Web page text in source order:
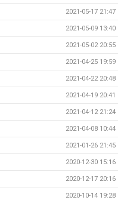
2021-05-17 21:47
2021-05-09 13:40
2021-05-02 20:55
2021-04-25 19:59
2021-04-22 20:48
2021-04-19 20:41
2021-04-12 21:24
2021-04-08 10:44
2021-01-26 21:45
2020-12-30 15:16
2020-12-17 20:16
2020-10-14 19:28